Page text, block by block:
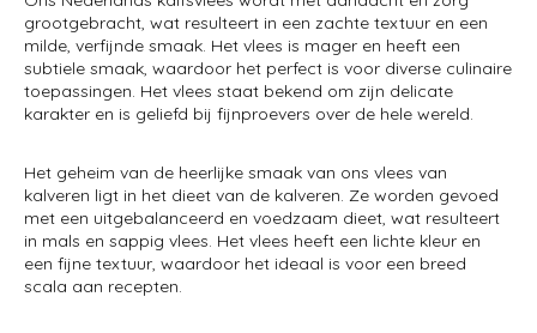
grootgebracht, wat resulteert in een zachte textuur en een
milde, verfijnde smaak. Het vlees is mager en heeft een
subtiele smaak, waardoor het perfect is voor diverse culinaire
toepassingen. Het vlees staat bekend om zijn delicate
karakter en is geliefd bij fijnproevers over de hele wereld.
Het geheim van de heerlijke smaak van ons vlees van
kalveren ligt in het dieet van de kalveren. Ze worden gevoed
met een uitgebalanceerd en voedzaam dieet, wat resulteert
in mals en sappig vlees. Het vlees heeft een lichte kleur en
een fijne textuur, waardoor het ideaal is voor een breed
scala aan recepten.